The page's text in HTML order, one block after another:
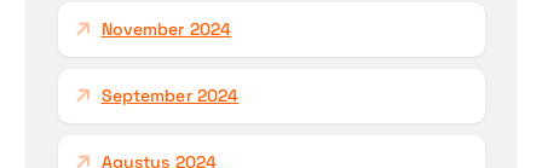
November 2024
September 2024
Agustus 2024